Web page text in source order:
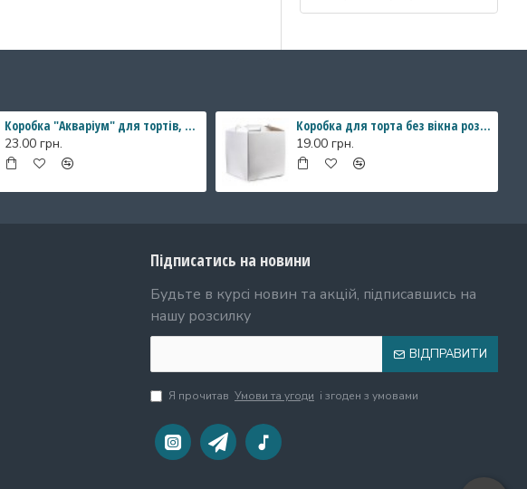
Коробка "Акваріум" для тортів, бенто - тортів. 140*140*80
23.00 грн.
Коробка для торта без вікна розмір 250*250*150 мм
19.00 грн.
Підписатись на новини
Будьте в курсі новин та акцій, підписавшись на
нашу розсилку
ВІДПРАВИТИ
Я прочитав Умови та угоди і згоден з умовами